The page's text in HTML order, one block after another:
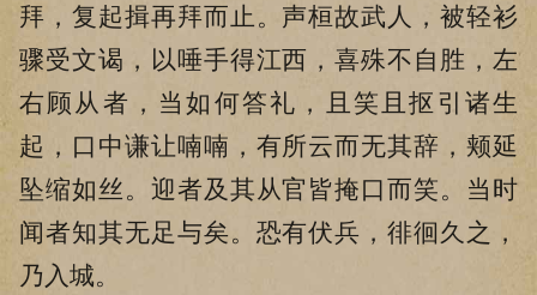
拜，复起揖再拜而止。声桓故武人，被轻衫
骤受文谒，以唾手得江西，喜殊不自胜，左
右顾从者，当如何答礼，且笑且抠引诸生
起，口中谦让喃喃，有所云而无其辞，颊延
坠缩如丝。迎者及其从官皆掩口而笑。当时
闻者知其无足与矣。恐有伏兵，徘徊久之，
乃入城。